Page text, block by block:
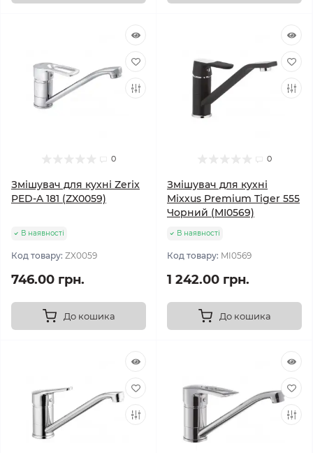
0
Змішувач для кухні Zerix
PED-A 181 (ZX0059)
В наявності
Код товару: ZX0059
746.00 грн.
До кошика
0
Змішувач для кухні
Mixxus Premium Tiger 555
Чорний (MI0569)
В наявності
Код товару: MI0569
1 242.00 грн.
До кошика